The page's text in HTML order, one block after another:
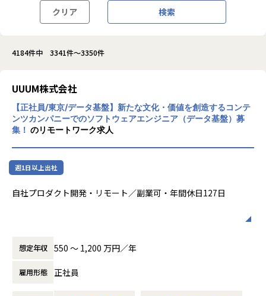
クリア 検索
4184件中 3341件～3350件
UUUM株式会社
【正社員/東京/データ基盤】新たな文化・価値を創造するコンテ
ンツカンパニーでのソフトウェアエンジニア（データ基盤）募
集！ のリモートワーク求人
週1日以上出社
自社プロダクト開発・リモート／副業可・年間休日127日
私たちUUUMは影響力の高い日本屈指の専属YouTuberのマ
ネジメント企業として認知されていますが、数多くの中規模
のYouTubeクリエイターのネットワーク化も行っており、さ
らにはInstagram等のマイクロインフルエンサー、Tiktokラ
想定年収 550 〜 1,200 万円／年
雇用形態 正社員